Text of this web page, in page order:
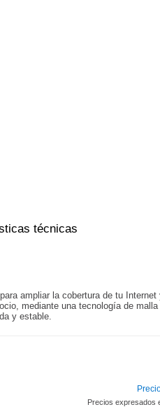
técnicas
ampliar la cobertura de tu
mediante una tecnología de
y estable.
Precios expresados